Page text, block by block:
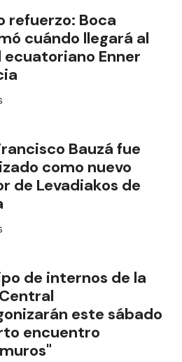
refuerzo: Boca
cuándo llegará al
ecuatoriano Enner
Bauzá fue
como nuevo
de Levadiakos de
de internos de la
este sábado
encuentro